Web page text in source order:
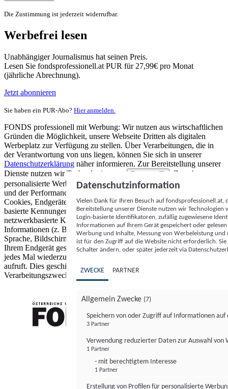
Die Zustimmung ist jederzeit widerrufbar.
Werbefrei lesen
Unabhängiger Journalismus hat seinen Preis.
Lesen Sie fondsprofessionell.at PUR für 27,99€ pro Monat
(jährliche Abrechnung).
Jetzt abonnieren
Sie haben ein PUR-Abo? Hier anmelden.
FONDS professionell mit Werbung: Wir nutzen aus wirtschaftlichen
Gründen die Möglichkeit, unsere Webseite Dritten als digitalen
Werbeplatz zur Verfügung zu stellen. Über Verarbeitungen, die in
der Verantwortung von uns liegen, können Sie sich in unserer
Datenschutzerklärung näher informieren. Zur Bereitstellung unserer
Dienste nutzen wir Technologien von
Partnern (5)
. Zwecke:
personalisierte Werbung und Inhalte, Messung von Werbeleistung
und der Performance von Inhalten sowie Zielgruppenforschung.
Cookies, Endgeräte- oder ähnliche Online-Kennungen (z. B. login-
basierte Kennungen, zufällig generierte Kennungen,
netzwerkbasierte Kennungen) können zusammen mit anderen
Informationen (z. B. Browsertyp und Browserinformationen,
Sprache, Bildschirmgröße, unterstützte Technologien usw.) auf
Ihrem Endgerät gespeichert oder von dort ausgelesen werden, um es
jedes Mal wiederzuerkennen, wenn es eine App oder einer Webseite
aufruft. Dies geschieht für einen oder mehrere der hier aufgeführten
Verarbeitungszwecke.
Datenschutzinformation
Vielen Dank für Ihren Besuch auf
Bereitstellung unserer Dienste nutzen wir Technologien
Login-basierte Identifikatoren, zufällig zugewiesene
Informationen auf Ihrem Gerät gespeichert oder
Werbung und Inhalte, Messung von Werbeleistung
ist für den Zugriff auf die Website nicht erforderlich.
Schalter ändern, oder später jederzeit via
ZWECKE PARTNER
Allgemein Zwecke (7)
Speichern von oder Zugriff auf Informationen auf
3 Partner
Verwendung reduzierter Daten zur Auswahl von
1 Partner
- mit berechtigtem Interesse
1 Partner
Erstellung von Profilen für personalisierte
FONDS professionell